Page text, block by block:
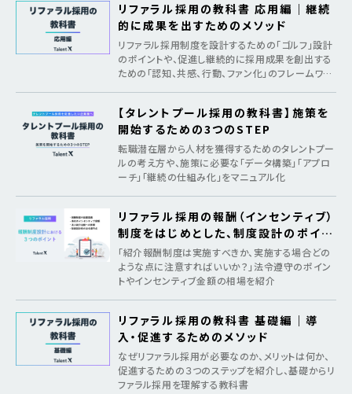
リファラル採用の教科書 応用編｜継続
的に成果を出すためのメソッド
リファラル採用制度を設計するための「ゴルフ」設計
のポイントや、促進し継続的に採用成果を創出する
ための「認知、共感、行動、ファン化」のフレームワー
【タレントプール採用の教科書】施策を
開始するための3つのSTEP
転職潜在層から人材を獲得するためのタレントプー
ルの考え方や、施策に必要な「データ構築」「アプロ
ーチ」「継続の仕組み化」をマニュアル化
リファラル採用の報酬（インセンティブ）
制度をはじめとした、制度設計のポイン
ト
「紹介報酬制度は実施すべきか、実施する場合どの
ような点に注意すればいいか？」法令遵守のポイン
トやインセンティブ金額の相場を紹介
リファラル採用の教科書 基礎編｜導
入・促進するためのメソッド
なぜリファラル採用が必要なのか、メリットは何か、
促進するための３つのステップを紹介し、基礎からリ
ファラル採用を理解する教科書